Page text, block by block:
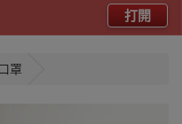
打開
口罩